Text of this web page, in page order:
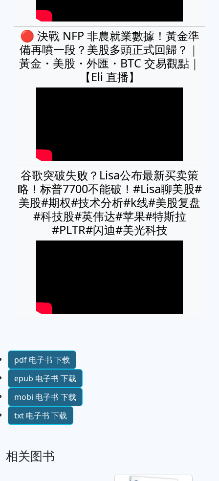
🔴 決戰 NFP 非農就業數據！黃金準
備再噴一段？美股多頭正式回歸？｜
黃金・美股・外匯・BTC 交易觀點｜
【Eli 直播】
谷歌突破失败？Lisa公布最新买卖策
略！标普7700不能破！#Lisa聊美股#
美股#期权#技术分析#k线#美股复盘
#科技股#英伟达#苹果#特斯拉
#PLTR#闪迪#美光科技
pdf 电子书 下载
epub 电子书 下载
mobi 电子书 下载
txt 电子书 下载
相关图书